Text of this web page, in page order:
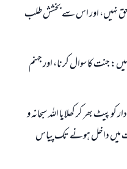
برحق نہيں، اور اس سے بخشش طلب
جنت كا سوال كرنا، اور جہنم
بھر كر كھلايا اللہ سبحانہ و
ميں داخل ہونے تك پياس